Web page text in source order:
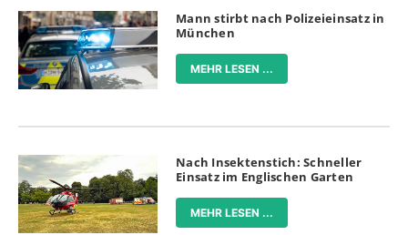
Mann stirbt nach Polizeieinsatz in
München
MEHR LESEN ...
Nach Insektenstich: Schneller
Einsatz im Englischen Garten
MEHR LESEN ...